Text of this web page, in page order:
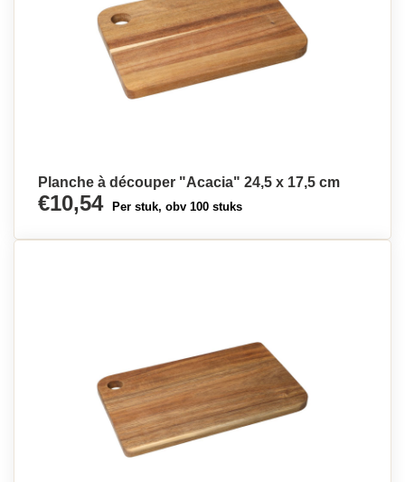
Planche à découper "Acacia" 24,5 x 17,5 cm
€10,54 Per stuk, obv 100 stuks